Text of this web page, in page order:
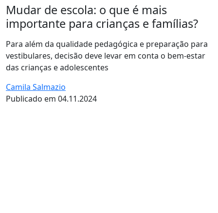
Mudar de escola: o que é mais
importante para crianças e famílias?
Para além da qualidade pedagógica e preparação para
vestibulares, decisão deve levar em conta o bem-estar
das crianças e adolescentes
Camila Salmazio
Publicado em 04.11.2024